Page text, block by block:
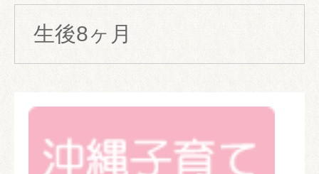
生後8ヶ月